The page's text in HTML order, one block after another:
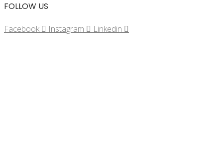
FOLLOW US
Facebook Instagram Linkedin